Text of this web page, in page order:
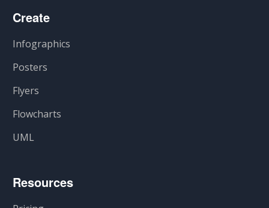
Create
Infographics
Posters
Flyers
Flowcharts
UML
Resources